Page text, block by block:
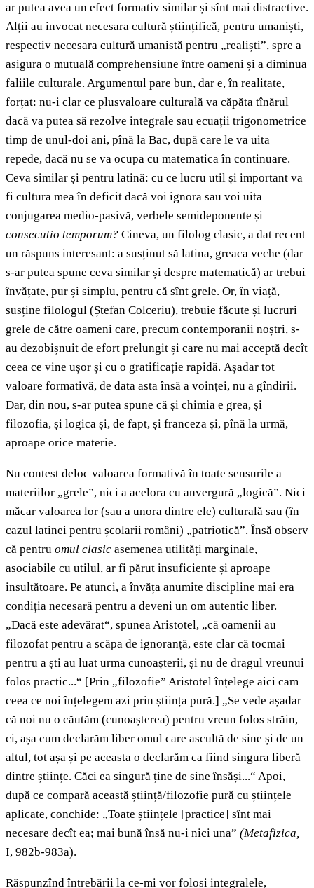
ar putea avea un efect formativ similar și sînt mai distractive.
Alții au invocat necesara cultură științifică, pentru umaniști,
respectiv necesara cultură umanistă pentru „realiști”, spre a
asigura o mutuală comprehensiune între oameni și a diminua
faliile culturale. Argumentul pare bun, dar e, în realitate,
forțat: nu-i clar ce plusvaloare culturală va căpăta tînărul
dacă va putea să rezolve integrale sau ecuații trigonometrice
timp de unul-doi ani, pînă la Bac, după care le va uita
repede, dacă nu se va ocupa cu matematica în continuare.
Ceva similar și pentru latină: cu ce lucru util și important va
fi cultura mea în deficit dacă voi ignora sau voi uita
conjugarea medio-pasivă, verbele semideponente și
consecutio temporum? Cineva, un filolog clasic, a dat recent
un răspuns interesant: a susținut să latina, greaca veche (dar
s-ar putea spune ceva similar și despre matematică) ar trebui
învățate, pur și simplu, pentru că sînt grele. Or, în viață,
susține filologul (Ștefan Colceriu), trebuie făcute și lucruri
grele de către oameni care, precum contemporanii noștri, s-
au dezobișnuit de efort prelungit și care nu mai acceptă decît
ceea ce vine ușor și cu o gratificație rapidă. Așadar tot
valoare formativă, de data asta însă a voinței, nu a gîndirii.
Dar, din nou, s-ar putea spune că și chimia e grea, și
filozofia, și logica și, de fapt, și franceza și, pînă la urmă,
aproape orice materie.
Nu contest deloc valoarea formativă în toate sensurile a
materiilor „grele”, nici a acelora cu anvergură „logică”. Nici
măcar valoarea lor (sau a unora dintre ele) culturală sau (în
cazul latinei pentru școlarii români) „patriotică”. Însă observ
că pentru omul clasic asemenea utilități marginale,
asociabile cu utilul, ar fi părut insuficiente și aproape
insultătoare. Pe atunci, a învăța anumite discipline mai era
condiția necesară pentru a deveni un om autentic liber.
„Dacă este adevărat“, spunea Aristotel, „că oamenii au
filozofat pentru a scăpa de ignoranță, este clar că tocmai
pentru a ști au luat urma cunoașterii, și nu de dragul vreunui
folos practic...“ [Prin „filozofie” Aristotel înțelege aici cam
ceea ce noi înțelegem azi prin știința pură.] „Se vede așadar
că noi nu o căutăm (cunoașterea) pentru vreun folos străin,
ci, așa cum declarăm liber omul care ascultă de sine și de un
altul, tot așa și pe aceasta o declarăm ca fiind singura liberă
dintre științe. Căci ea singură ține de sine însăși...“ Apoi,
după ce compară această știință/filozofie pură cu științele
aplicate, conchide: „Toate științele [practice] sînt mai
necesare decît ea; mai bună însă nu-i nici una” (Metafizica,
I, 982b-983a).
Răspunzînd întrebării la ce-mi vor folosi integralele,